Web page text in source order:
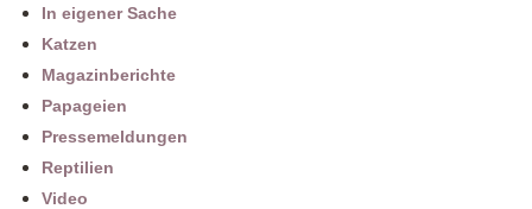
In eigener Sache
Katzen
Magazinberichte
Papageien
Pressemeldungen
Reptilien
Video